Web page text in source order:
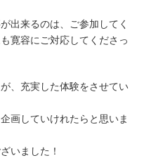
出来るのは、ご参加してく
寛容にご対応してくださっ
、充実した体験をさせてい
画していけれたらと思いま
いました！